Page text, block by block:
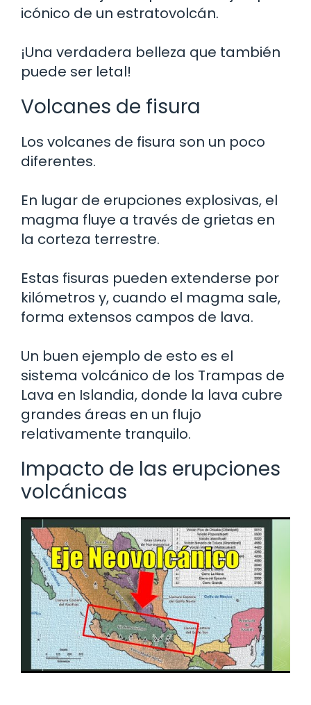
icónico de un estratovolcán.
¡Una verdadera belleza que también
puede ser letal!
Volcanes de fisura
Los volcanes de fisura son un poco
diferentes.
En lugar de erupciones explosivas, el
magma fluye a través de grietas en
la corteza terrestre.
Estas fisuras pueden extenderse por
kilómetros y, cuando el magma sale,
forma extensos campos de lava.
Un buen ejemplo de esto es el
sistema volcánico de los Trampas de
Lava en Islandia, donde la lava cubre
grandes áreas en un flujo
relativamente tranquilo.
Impacto de las erupciones
volcánicas